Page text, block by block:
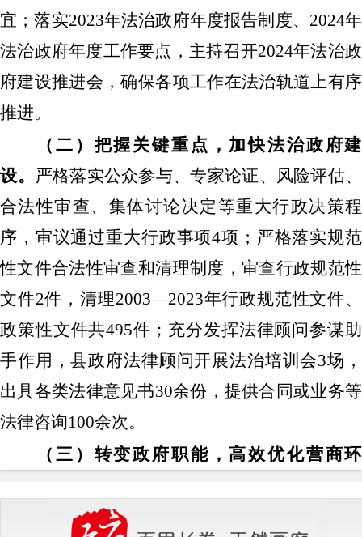
宜；落实2023年法治政府年度报告制度、 2024年
法治政府年度工作要点，主持召开2024年法治政
府建设推进会，确保各项工作在法治轨道上有序
推进。
（二）把握关键重点，加快法治政府建
设。 严格落实公众参与、专家论证、风险评估、
合法性审查、集体讨论决定等重大行政决策程
序，审议通过重大行政事项4项；严格落实规范
性文件合法性审查和清理制度，审查行政规范性
文件2件，清理2003—2023年行政规范性文件、
政策性文件共495件 ； 充分发挥法律顾问参谋助
手作用，县政府法律顾问开展法治培训会3场，
出具各类法律意见书30余份，提供合同或业务等
法律咨询100余次。
（三）转变政府职能，高效优化营商环
速度”，设立“一件事一次办”综合窗口
“跨省